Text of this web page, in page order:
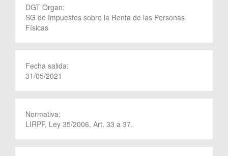
DGT Organ:
SG de Impuestos sobre la Renta de las Personas
Físicas
Fecha salida:
31/05/2021
Normativa:
LIRPF, Ley 35/2006, Art. 33 a 37.